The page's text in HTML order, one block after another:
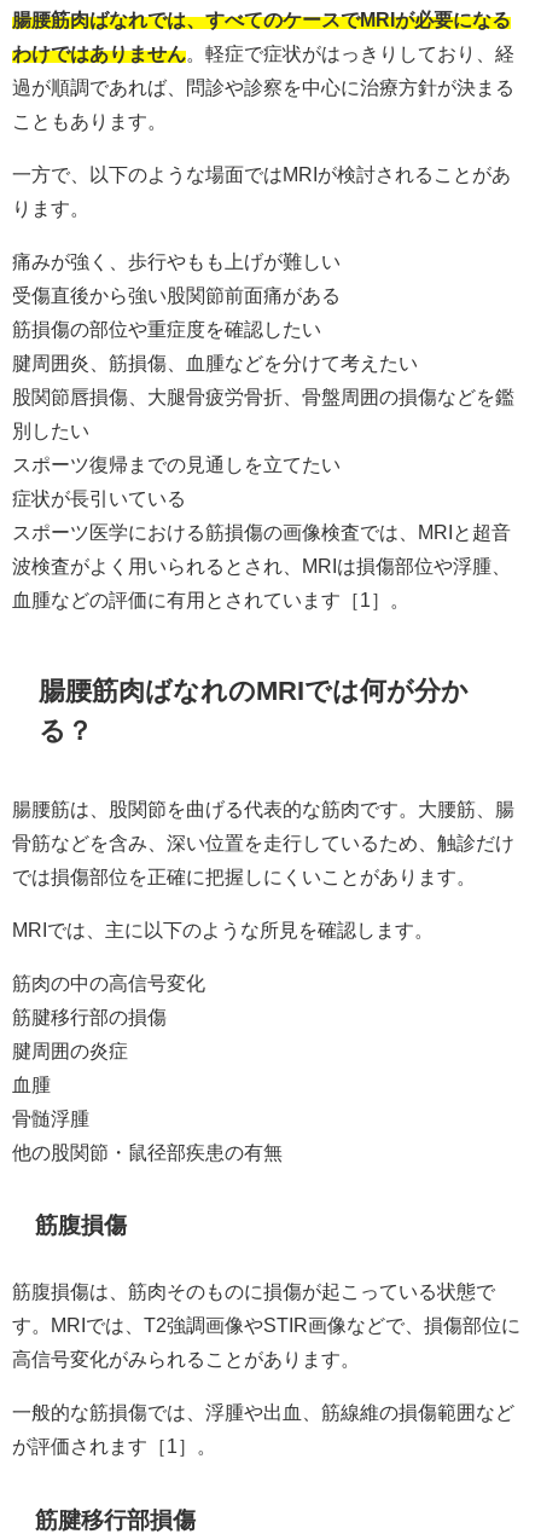
腸腰筋肉ばなれでは、すべてのケースでMRIが必要になる
わけではありません 。軽症で症状がはっきりしており、経
過が順調であれば、問診や診察を中心に治療方針が決まる
こともあります。
一方で、以下のような場面ではMRIが検討されることがあ
ります。
痛みが強く、歩行やもも上げが難しい
受傷直後から強い股関節前面痛がある
筋損傷の部位や重症度を確認したい
腱周囲炎、筋損傷、血腫などを分けて考えたい
股関節唇損傷、大腿骨疲労骨折、骨盤周囲の損傷などを鑑
別したい
スポーツ復帰までの見通しを立てたい
症状が長引いている
スポーツ医学における筋損傷の画像検査では、MRIと超音
波検査がよく用いられるとされ、MRIは損傷部位や浮腫、
血腫などの評価に有用とされています［1］。
腸腰筋肉ばなれのMRIでは何が分か
る？
腸腰筋は、股関節を曲げる代表的な筋肉です。大腰筋、腸
骨筋などを含み、深い位置を走行しているため、触診だけ
では損傷部位を正確に把握しにくいことがあります。
MRIでは、主に以下のような所見を確認します。
筋肉の中の高信号変化
筋腱移行部の損傷
腱周囲の炎症
血腫
骨髄浮腫
他の股関節・鼠径部疾患の有無
筋腹損傷
筋腹損傷は、筋肉そのものに損傷が起こっている状態で
す。MRIでは、T2強調画像やSTIR画像などで、損傷部位に
高信号変化がみられることがあります。
一般的な筋損傷では、浮腫や出血、筋線維の損傷範囲など
が評価されます［1］。
筋腱移行部損傷